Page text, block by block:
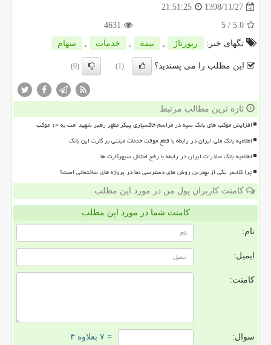
1398/11/27
21:51:25
5.0
/ 5
4631
تگهای خبر:
رپورتاژ , بیمه , خدمات , سهام
این مطلب را می پسندید؟ (1)
(0)
تازه ترین مطالب مرتبط
افزایش موکب های بانک سپه در مراسم خاکسپاری پیکر مطهر رهبر شهید امت به ۱۴ موکب
اطلاعیه بانک ملی ایران در رابطه با قطع موقت خدمات مبتنی بر کارت این بانک
اطلاعیه بانک صادرات ایران در رابطه با رفع اختلال سپهرکارت ها
چرا کلایمر یکی از بهترین روش های دسترسی نما در پروژه های ساختمانی است؟
کامنت کاربران پول من در مورد این مطلب
کامنت شما در مورد این مطلب
نام:
ایمیل:
کامنت:
سوال: = ۷ بعلاوه ۳